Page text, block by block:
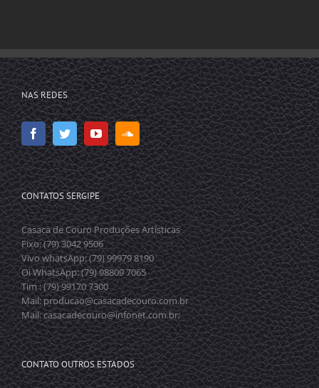
NAS REDES
CONTATOS SERGIPE
Casaca de Couro Produções Artísticas
Fixo: (79) 3042 9506
Vivo whatsApp: (79) 99979 8190
Oi WhatsApp: (79) 98809 7065
Tim : (79) 99170 7300
Mail: producao@casacadecouro.com.br
Mail: casacadecouro@infonet.com.br;
CONTATO OUTROS ESTADOS